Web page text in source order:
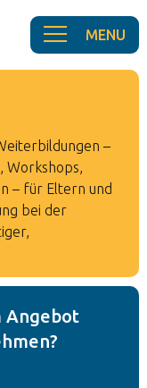
–
Workshops,
– für Eltern und
bei der
Angebot